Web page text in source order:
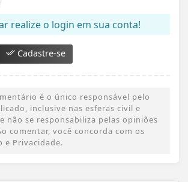
realize o login em sua conta!
Cadastre-se
é o único responsável pelo
inclusive nas esferas civil e
não se responsabiliza pelas opiniões
comentar, você concorda com os
e Privacidade.